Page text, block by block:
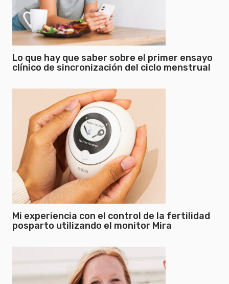
Lo que hay que saber sobre el primer ensayo
clínico de sincronización del ciclo menstrual
Mi experiencia con el control de la fertilidad
posparto utilizando el monitor Mira